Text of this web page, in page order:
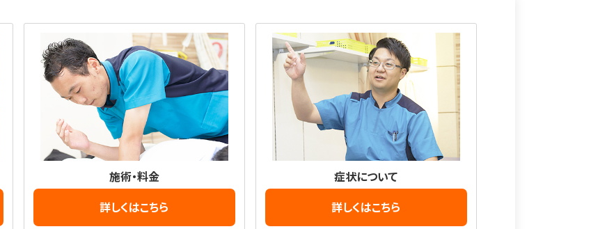
施術・料金
詳しくはこちら
症状について
詳しくはこちら